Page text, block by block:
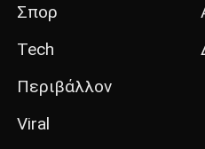
Σπορ
Tech
Περιβάλλον
Viral